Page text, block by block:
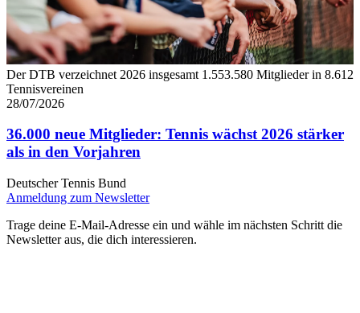
Der DTB verzeichnet 2026 insgesamt 1.553.580 Mitglieder in 8.612
Tennisvereinen
28/07/2026
36.000 neue Mitglieder: Tennis wächst 2026 stärker
als in den Vorjahren
Deutscher Tennis Bund
Anmeldung zum Newsletter
Trage deine E-Mail-Adresse ein und wähle im nächsten Schritt die
Newsletter aus, die dich interessieren.